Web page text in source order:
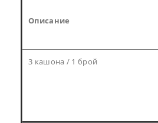
Описание
3 кашона / 1 брой